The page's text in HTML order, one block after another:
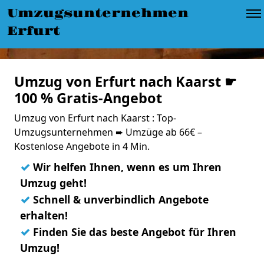
Umzugsunternehmen
Erfurt
Umzug von Erfurt nach Kaarst ☛
100 % Gratis-Angebot
Umzug von Erfurt nach Kaarst : Top-
Umzugsunternehmen ➨ Umzüge ab 66€ –
Kostenlose Angebote in 4 Min.
✓ Wir helfen Ihnen, wenn es um Ihren
Umzug geht!
✓ Schnell & unverbindlich Angebote
erhalten!
✓ Finden Sie das beste Angebot für Ihren
Umzug!